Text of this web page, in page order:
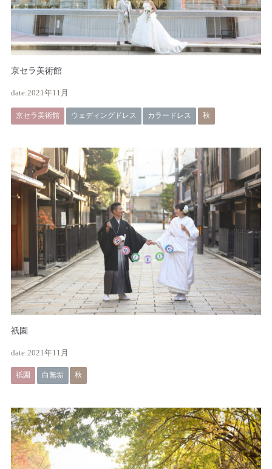
京セラ美術館
2021年11月
京セラ美術館 ウェディングドレス カラードレス 秋
祇園
2021年11月
祇園 白無垢 秋